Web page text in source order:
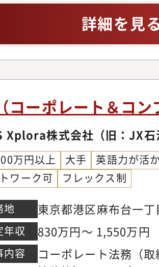
をはじめ、リスク管
いただけるフェーズ
え、企画したマネジ
し、全社的な仕組み
献できる手応えが得
結果を経営陣および
社的なリスクコント
なっていただくこと
スク評価の実施デー
ける物理セキュリテ
クノロジーの導入・
ク評価及びプライバ
監査において被監査
往査対応（A.Mgr）
ティ部の発見事項に
（A.Mgr）ITリスク評
の助言（A.Mgr）ITリ
ポーティング（A.Mgr
所における品質管理)
に関わる往査対応（
順の平準化に関わる
ム導入に関する評価
Vulnerability
ルの知識契約におけ
ンガルでのコミュニ
に関しては高度な理
ルが必須）ドキュメ
詳細を見
コーポレート＆コ
Xplora株式会社（旧：JX石
万円以上 大手
英語力が活
ワーク可
フレックス制
地
東京都港区麻布台一
森 JP タワー9階
年収 830万円～ 1,550万円
内容
コーポレート法務（